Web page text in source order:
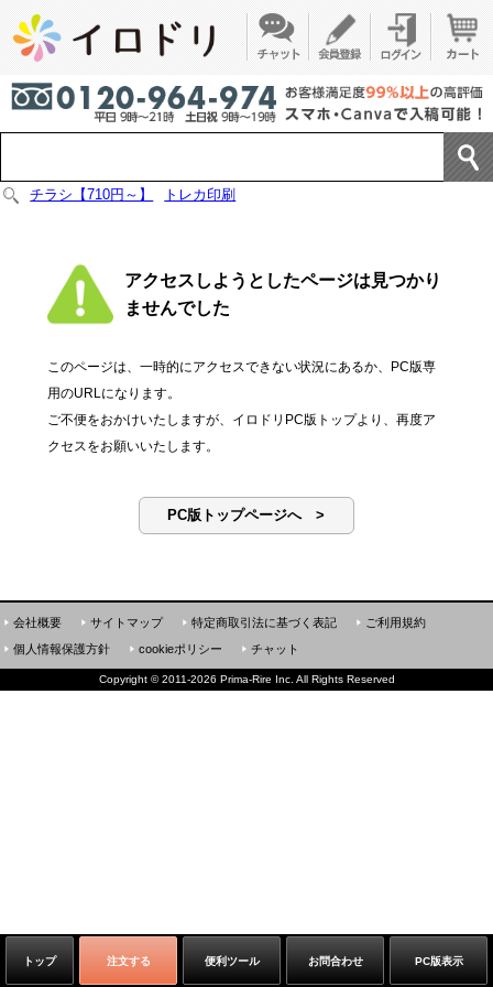
チラシ【710円～】 トレカ印刷
アクセスしようとしたページは見つかり
ませんでした
このページは、一時的にアクセスできない状況にあるか、PC版専
用のURLになります。
ご不便をおかけいたしますが、イロドリPC版トップより、再度ア
クセスをお願いいたします。
PC版トップページへ >
トップ 注文する 便利ツール お問合わせ PC版表示
会社概要 サイトマップ 特定商取引法に基づく表記
ご利用規約
個人情報保護方針
cookieポリシー チャット
Copyright ©2011-2026 Prima-Rire Inc. All Rights Reserved